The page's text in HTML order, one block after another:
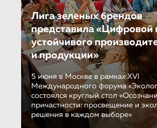
Лига зеленых брендов
представила «Цифровой
устойчивого
и продукции»
5 июня в Москве в рамках XVI
Международного форума
состоялся круглый стол
причастности: просвещение и
решения в каждом выборе»